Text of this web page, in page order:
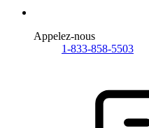
Appelez-nous
1-833-858-5503